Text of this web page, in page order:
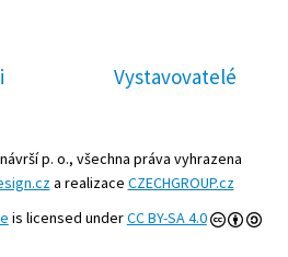
Vystavovatelé
p. o., všechna práva vyhrazena
a realizace CZECHGROUP.cz
is licensed underCC BY-SA 4.0